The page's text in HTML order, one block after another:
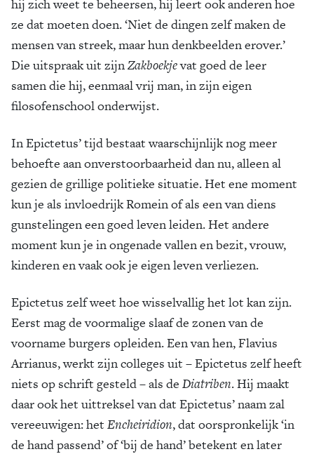
hij zich weet te beheersen, hij leert ook anderen hoe
ze dat moeten doen. ‘Niet de dingen zelf maken de
mensen van streek, maar hun denkbeelden erover.’
Die uitspraak uit zijnZakboekjevat goed de leer
samen die hij, eenmaal vrij man, in zijn eigen
filosofenschool onderwijst.
In Epictetus’ tijd bestaat waarschijnlijk nog meer
behoefte aan onverstoorbaarheid dan nu, alleen al
gezien de grillige politieke situatie. Het ene moment
kun je als invloedrijk Romein of als een van diens
gunstelingen een goed leven leiden. Het andere
moment kun je in ongenade vallen en bezit, vrouw,
kinderen en vaak ook je eigen leven verliezen.
Epictetus zelf weet hoe wisselvallig het lot kan zijn.
Eerst mag de voormalige slaaf de zonen van de
voorname burgers opleiden. Een van hen, Flavius
Arrianus, werkt zijn colleges uit – Epictetus zelf heeft
niets op schrift gesteld – als de Diatriben. Hij maakt
daar ook het uittreksel van dat Epictetus’ naam zal
vereeuwigen: het Encheiridion, dat oorspronkelijk ‘in
de hand passend’ of ‘bij de hand’ betekent en later